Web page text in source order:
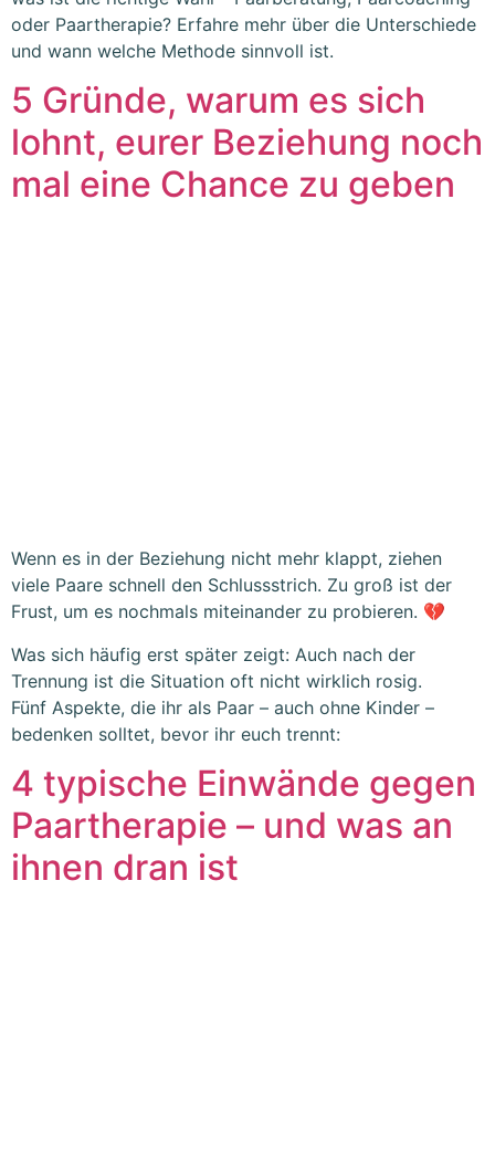
oder Paartherapie? Erfahre mehr über die Unterschiede
und wann welche Methode sinnvoll ist.
5 Gründe, warum es sich
lohnt, eurer Beziehung noch
mal eine Chance zu geben
Wenn es in der Beziehung nicht mehr klappt, ziehen
viele Paare schnell den Schlussstrich. Zu groß ist der
Frust, um es nochmals miteinander zu probieren. 💔
Was sich häufig erst später zeigt: Auch nach der
Trennung ist die Situation oft nicht wirklich rosig.
Fünf Aspekte, die ihr als Paar – auch ohne Kinder –
bedenken solltet, bevor ihr euch trennt:
4 typische Einwände gegen
Paartherapie – und was an
ihnen dran ist